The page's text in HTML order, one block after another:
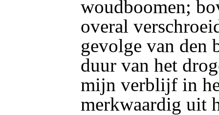
woudboomen;
overal
gevolge van den
duur van het
mijn verblijf in
merkwaardig uit